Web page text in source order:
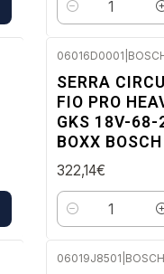
Quantidade
06016D0001
SERRA
FIO PRO
GKS 18V-
BOXX BOSCH
322,14€
Quantidade
06019J8501 BOSCH